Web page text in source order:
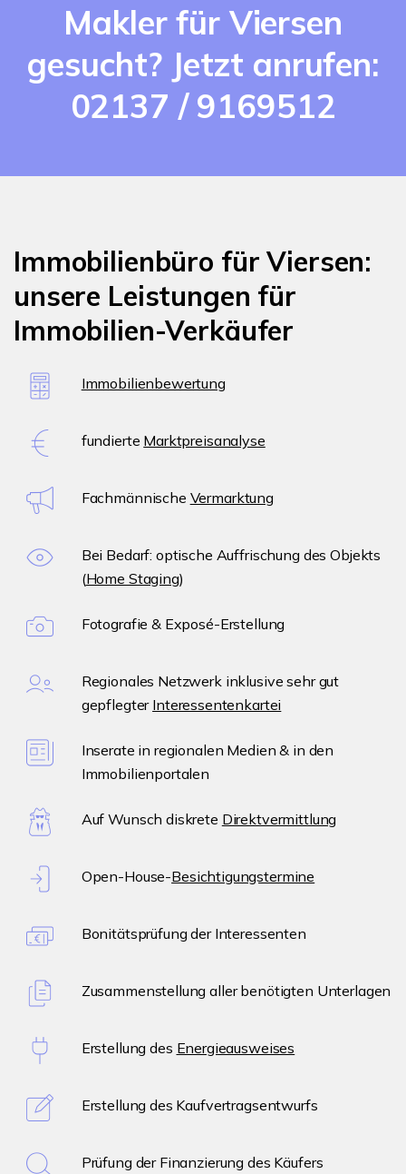
Makler für Viersen
gesucht? Jetzt anrufen:
02137 / 9169512
Immobilienbüro für Viersen:
unsere Leistungen für
Immobilien-Verkäufer
Immobilienbewertung
fundierte Marktpreisanalyse
Fachmännische Vermarktung
Bei Bedarf: optische Auffrischung des Objekts
(Home Staging)
Fotografie & Exposé-Erstellung
Regionales Netzwerk inklusive sehr gut
gepflegter Interessentenkartei
Inserate in regionalen Medien & in den
Immobilienportalen
Auf Wunsch diskrete Direktvermittlung
Open-House-Besichtigungstermine
Bonitätsprüfung der Interessenten
Zusammenstellung aller benötigten Unterlagen
Erstellung des Energieausweises
Erstellung des Kaufvertragsentwurfs
Prüfung der Finanzierung des Käufers